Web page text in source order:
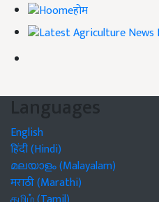
होम
Languages
English
हिंदी (Hindi)
മലയാളം (Malayalam)
मराठी (Marathi)